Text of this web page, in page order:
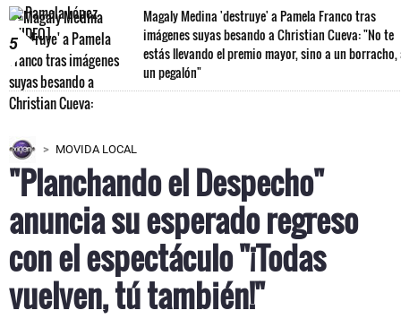
5
Magaly Medina 'destruye' a Pamela Franco tras
imágenes suyas besando a Christian Cueva: "No te
estás llevando el premio mayor, sino a un borracho,
un pegalón"
MOVIDA LOCAL
"Planchando el Despecho"
anuncia su esperado regreso
con el espectáculo "¡Todas
vuelven, tú también!"